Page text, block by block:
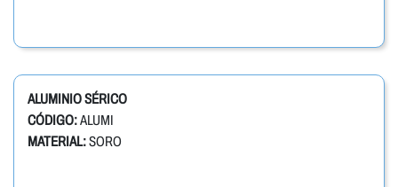
ALUMINIO SÉRICO
CÓDIGO:ALUMI
MATERIAL:SORO